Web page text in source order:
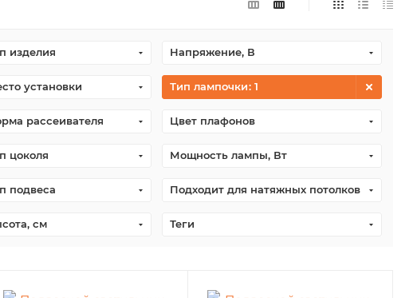
изделия Напряжение, В
установки Тип лампочки: 1
рассеивателя Цвет плафонов
цоколя Мощность лампы, Вт
подвеса Подходит для натяжных потолков
см Теги